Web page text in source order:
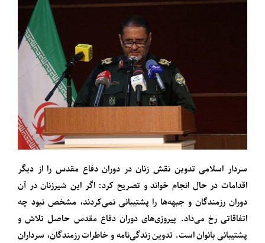
سردار اسلامی تدوین نقش زنان در دوران دفاع مقدس را از دیگر
اقدامات در حال انجام خواند و تصریح کرد: اگر این شیرزنان در آن
دوران رزمندگان و جبهه‌ها را پشتیبانی نمی‌کردند، مشخص نبود چه
اتفاقاتی رخ می‌داد. پیروزی‌های دوران دفاع مقدس حاصل تلاش و
پشتیبانی بانوان است. تدوین زندگی‌نامه و خاطرات رزمندگان، سرداران